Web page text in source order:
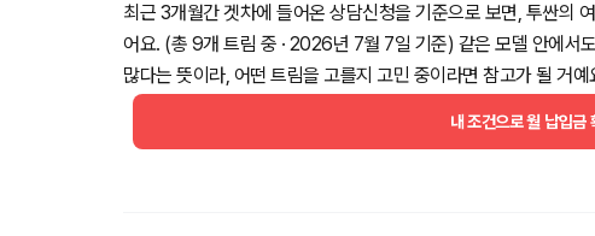
최근 3개월간 겟차에 들어온 상담신청을 기준으로 보면, 투싼의
어요. (총 9개 트림 중 · 2026년 7월 7일 기준) 같은 모델 안에서
많다는 뜻이라, 어떤 트림을 고를지 고민 중이라면 참고가 될 거예
내 조건으로 월 납입금